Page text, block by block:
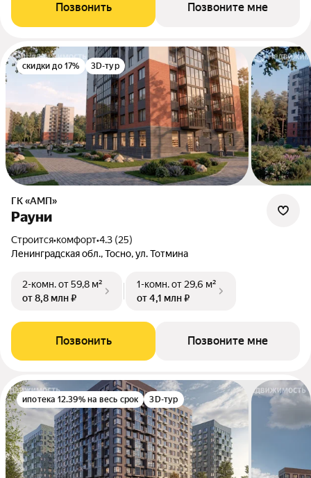
Позвонить Позвоните мне
скидки до 17% 3D-тур
ГК «АМП»
Рауни
Строится•комфорт•4.3 (25)
Ленинградская обл., Тосно, ул. Тотмина
2-комн.от 59,8 м²
от 8,8 млн ₽
1-комн.от 29,6 м²
от 4,1 млн ₽
Позвонить Позвоните мне
ипотека 12.39% на весь срок 3D-тур